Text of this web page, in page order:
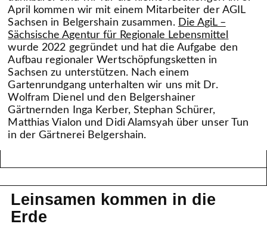
April kommen wir mit einem Mitarbeiter der AGIL
Sachsen in Belgershain zusammen. Die AgiL –
Sächsische Agentur für Regionale Lebensmittel
wurde 2022 gegründet und hat die Aufgabe den
Aufbau regionaler Wertschöpfungsketten in
Sachsen zu unterstützen. Nach einem
Gartenrundgang unterhalten wir uns mit Dr.
Wolfram Dienel und den Belgershainer
Gärtnernden Inga Kerber, Stephan Schürer,
Matthias Vialon und Didi Alamsyah über unser Tun
in der Gärtnerei Belgershain.
Leinsamen kommen in die
Erde